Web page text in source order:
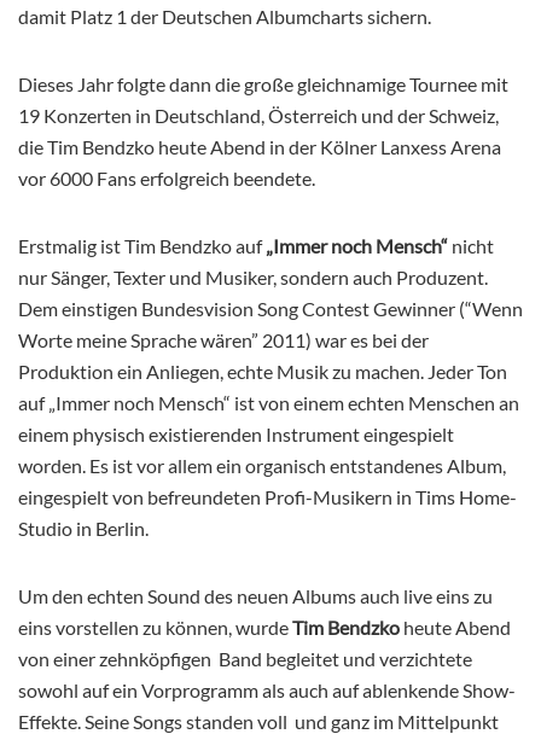
damit Platz 1 der Deutschen Albumcharts sichern.
Dieses Jahr folgte dann die große gleichnamige Tournee mit
19 Konzerten in Deutschland, Österreich und der Schweiz,
die Tim Bendzko heute Abend in der Kölner Lanxess Arena
vor 6000 Fans erfolgreich beendete.
Erstmalig ist Tim Bendzko auf„Immer noch Mensch“ nicht
nur Sänger, Texter und Musiker, sondern auch Produzent.
Dem einstigen Bundesvision Song Contest Gewinner (“Wenn
Worte meine Sprache wären” 2011) war es bei der
Produktion ein Anliegen, echte Musik zu machen. Jeder Ton
auf „Immer noch Mensch“ ist von einem echten Menschen an
einem physisch existierenden Instrument eingespielt
worden. Es ist vor allem ein organisch entstandenes Album,
eingespielt von befreundeten Profi-Musikern in Tims Home-
Studio in Berlin.
Um den echten Sound des neuen Albums auch live eins zu
eins vorstellen zu können, wurdeTim Bendzko heute Abend
von einer zehnköpfigen Band begleitet und verzichtete
sowohl auf ein Vorprogramm als auch auf ablenkende Show-
Effekte. Seine Songs standen voll und ganz im Mittelpunkt